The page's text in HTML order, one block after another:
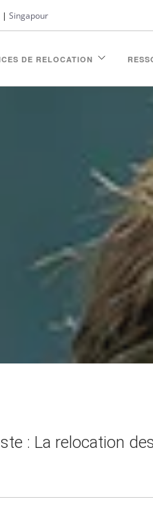
| Singapour
DE RELOCATION
: La relocation